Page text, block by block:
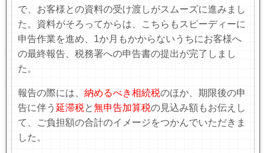
で、お客様との資料の受け渡しがスムーズに進みまし
た。資料がそろってからは、こちらもスピーディーに
申告作業を進め、 1か月もかからないうちにお客様へ
の最終報告、税務署への申告書の提出が完了しまし
た。
報告の際には、 納めるべき相続税のほか、期限後の申
告に伴う 延滞税と無申告加算税の見込み額もお伝えし
て、ご負担額の合計のイメージをつかんでいただきま
した。